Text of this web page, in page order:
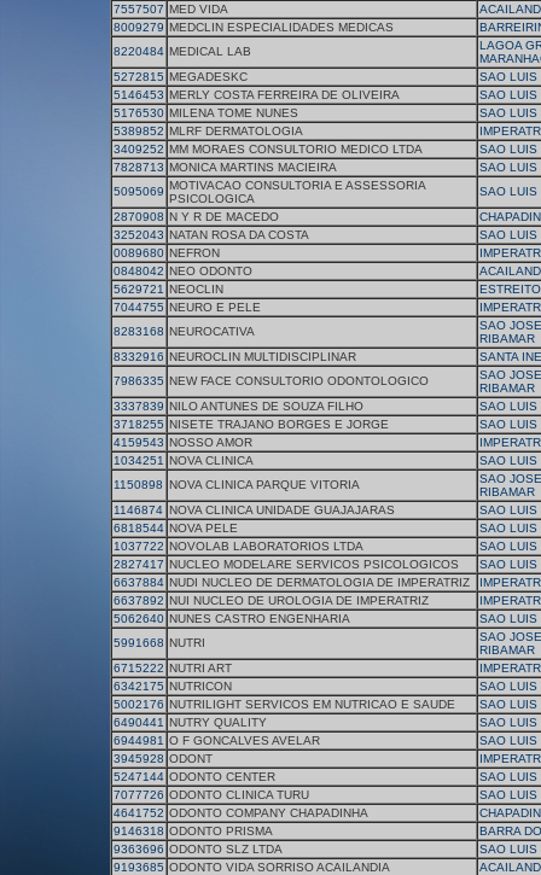
7557507 MED VIDA
8009279 MEDCLIN ESPECIALIDADES MEDICAS
8220484 MEDICAL LAB
LAGOA
5272815 MEGADESKC
SAO LUIS
5146453 MERLY COSTA FERREIRA DE OLIVEIRA
SAO LUIS
5176530 MILENA TOME NUNES
SAO LUIS
5389852 MLRF DERMATOLOGIA
3409252 MM MORAES CONSULTORIO MEDICO LTDA
SAO LUIS
7828713 MONICA MARTINS MACIEIRA
SAO LUIS
5095069 MOTIVACAO CONSULTORIA E ASSESSORIA
PSICOLOGICA
SAO LUIS
2870908 N Y R DE MACEDO
3252043 NATAN ROSA DA COSTA
SAO LUIS
0089680 NEFRON
0848042 NEO ODONTO
5629721 NEOCLIN
ESTREITO
7044755 NEURO E PELE
8283168 NEUROCATIVA
SAO
RIBAMAR
8332916 NEUROCLIN MULTIDISCIPLINAR
SANTA
7986335 NEW FACE CONSULTORIO ODONTOLOGICO
SAO
RIBAMAR
3337839 NILO ANTUNES DE SOUZA FILHO
SAO LUIS
3718255 NISETE TRAJANO BORGES E JORGE
SAO LUIS
4159543 NOSSO AMOR
1034251 NOVA CLINICA
SAO LUIS
1150898 NOVA CLINICA PARQUE VITORIA
SAO
RIBAMAR
1146874 NOVA CLINICA UNIDADE GUAJAJARAS
SAO LUIS
6818544 NOVA PELE
SAO LUIS
1037722 NOVOLAB LABORATORIOS LTDA
SAO LUIS
2827417 NUCLEO MODELARE SERVICOS PSICOLOGICOS
SAO LUIS
6637884 NUDI NUCLEO DE DERMATOLOGIA DE IMPERATRIZ
6637892 NUI NUCLEO DE UROLOGIA DE IMPERATRIZ
5062640 NUNES CASTRO ENGENHARIA
SAO LUIS
5991668 NUTRI
SAO
RIBAMAR
6715222 NUTRI ART
6342175 NUTRICON
SAO LUIS
5002176 NUTRILIGHT SERVICOS EM NUTRICAO E SAUDE
SAO LUIS
6490441 NUTRY QUALITY
SAO LUIS
6944981 O F GONCALVES AVELAR
SAO LUIS
3945928 ODONT
5247144 ODONTO CENTER
SAO LUIS
7077726 ODONTO CLINICA TURU
SAO LUIS
4641752 ODONTO COMPANY CHAPADINHA
9146318 ODONTO PRISMA
BARRA
9363696 ODONTO SLZ LTDA
SAO LUIS
9193685 ODONTO VIDA SORRISO ACAILANDIA